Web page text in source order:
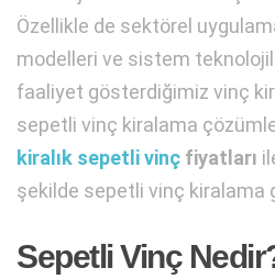
Özellikle de sektörel
modelleri ve sistem
faaliyet gösterdiğimiz vinç
sepetli vinç kiralama
kiralık sepetli vinç fiyatları
şekilde sepetli vinç kiralama
Sepetli Vinç